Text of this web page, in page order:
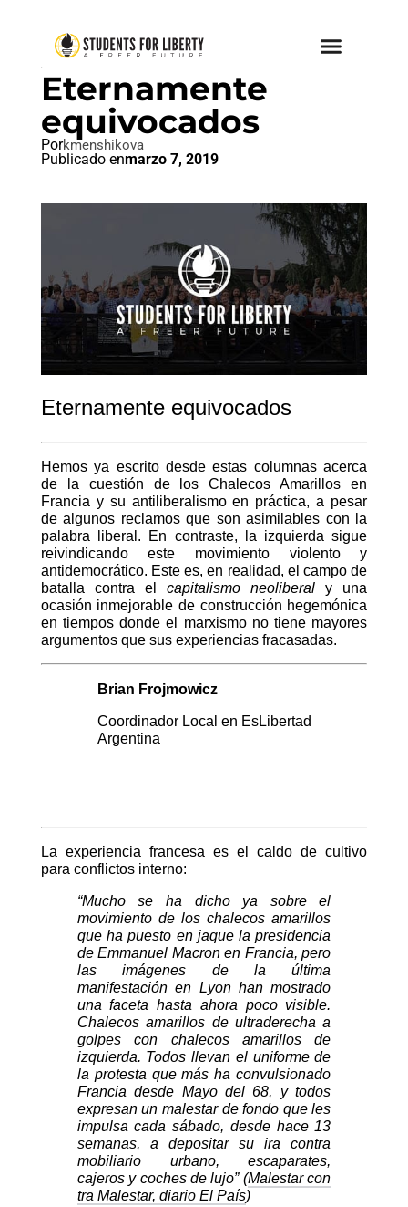
SIN CATEGORIZAR
Eternamente
equivocados
Porkmenshikova
Publicado enmarzo 7, 2019
Eternamente equivocados
Hemos ya escrito desde estas columnas acerca
de la cuestión de los Chalecos Amarillos en
Francia y su antiliberalismo en práctica, a pesar
de algunos reclamos que son asimilables con la
palabra liberal. En contraste, la izquierda sigue
reivindicando este movimiento violento y
antidemocrático. Este es, en realidad, el campo de
batalla contra el capitalismo neoliberal y una
ocasión inmejorable de construcción hegemónica
en tiempos donde el marxismo no tiene mayores
argumentos que sus experiencias fracasadas.
Brian Frojmowicz
Coordinador Local en EsLibertad
Argentina
La experiencia francesa es el caldo de cultivo
para conflictos interno:
“Mucho se ha dicho ya sobre el
movimiento de los chalecos amarillos
que ha puesto en jaque la presidencia
de Emmanuel Macron en Francia, pero
las imágenes de la última
manifestación en Lyon han mostrado
una faceta hasta ahora poco visible.
Chalecos amarillos de ultraderecha a
golpes con chalecos amarillos de
izquierda. Todos llevan el uniforme de
la protesta que más ha convulsionado
Francia desde Mayo del 68, y todos
expresan un malestar de fondo que les
impulsa cada sábado, desde hace 13
semanas, a depositar su ira contra
mobiliario urbano, escaparates,
cajeros y coches de lujo” (Malestar con
tra Malestar, diario El País)